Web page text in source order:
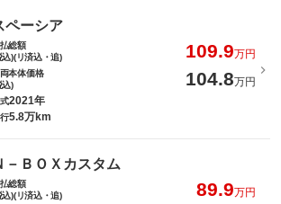
ペーシア
総額
込)(リ済込・追)
109.9万円
本体価格
込)
104.8万円
2021年
5.8万km
－ＢＯＸカスタム
総額
込)(リ済込・追)
89.9万円